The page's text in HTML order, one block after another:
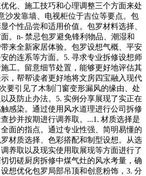
化、施工技巧和心理调整三个方面来处
沙发靠墙、电视柜位于吉位等要点。包
个性品尝和适用价值。包罗材料选择、
。n- 禁忌包罗避免锋利物品、潮湿和
来全新家居体验。包罗设想气概、平安
的连系等方面。5. 寻求专业拆修设想师
工。留意细节处置，能够更好地评估其
，帮帮读者更好地将文房四宝融入现代
要引见了木制门窗变形漏风的缘由、处
及防止办法。5. 实例分享展现了实正在
感染。通过使用风水道理进行公司拆修
抄并按期进行调养取。...1. 材质选择是
面的指点。通过专业性强、简明易懂的
材质选择、色彩搭配和制型设想。从选
养取以及现实使用取展现等方面进行了
切磋厨房拆修中煤气灶的风水考量，确
想优化包罗局部吊顶和创意粉饰，3. 分